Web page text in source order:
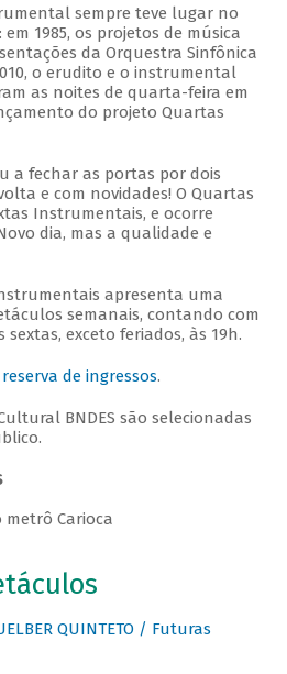
sempre teve lugar no
em 1985, os projetos de música
da Orquestra Sinfônica
o erudito e o instrumental
as noites de quarta-feira em
do projeto Quartas
a fechar as portas por dois
e com novidades! O Quartas
Instrumentais, e ocorre
dia, mas a qualidade e
apresenta uma
semanais, contando com
exceto feriados, às 19h.
reserva de ingressos.
BNDES são selecionadas
metrô Carioca
QUINTETO / Futuras